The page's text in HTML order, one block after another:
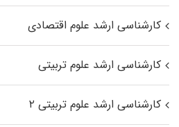
کارشناسی ارشد علوم اقتصادی
کارشناسی ارشد علوم تربیتی
کارشناسی ارشد علوم تربیتی ۲